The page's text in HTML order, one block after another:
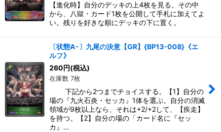
【進化時】自分のデッキの上4枚を見る。その中
から、八獄・カード1枚を公開して手札に加えてよ
い。残りを好きな順にデッキの下に置く。
〔状態A-〕九尾の決意【GR】{BP13-008}《エ
ルフ》
260円(税込)
在庫数 7枚
下記から2つまでチョイスする。【1】自分の
場の『九火石炎・セッカ』1体を選ぶ。自分の消滅
領域が9枚以上なら、それは+2/+2して、【疾走】
を持つ。【2】自分の場の「カード名に『セッ
カ』…